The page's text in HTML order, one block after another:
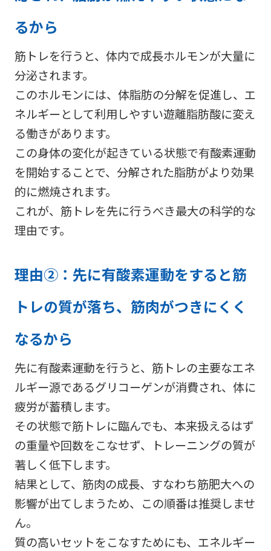
るから
筋トレを行うと、体内で成長ホルモンが大量に
分泌されます。
このホルモンには、体脂肪の分解を促進し、エ
ネルギーとして利用しやすい遊離脂肪酸に変え
る働きがあります。
この身体の変化が起きている状態で有酸素運動
を開始することで、分解された脂肪がより効果
的に燃焼されます。
これが、筋トレを先に行うべき最大の科学的な
理由です。
理由②：先に有酸素運動をすると筋
トレの質が落ち、筋肉がつきにくく
なるから
先に有酸素運動を行うと、筋トレの主要なエネ
ルギー源であるグリコーゲンが消費され、体に
疲労が蓄積します。
その状態で筋トレに臨んでも、本来扱えるはず
の重量や回数をこなせず、トレーニングの質が
著しく低下します。
結果として、筋肉の成長、すなわち筋肥大への
影響が出てしまうため、この順番は推奨しませ
ん。
質の高いセットをこなすためにも、エネルギー